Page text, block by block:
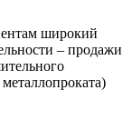
широкий
– продажи